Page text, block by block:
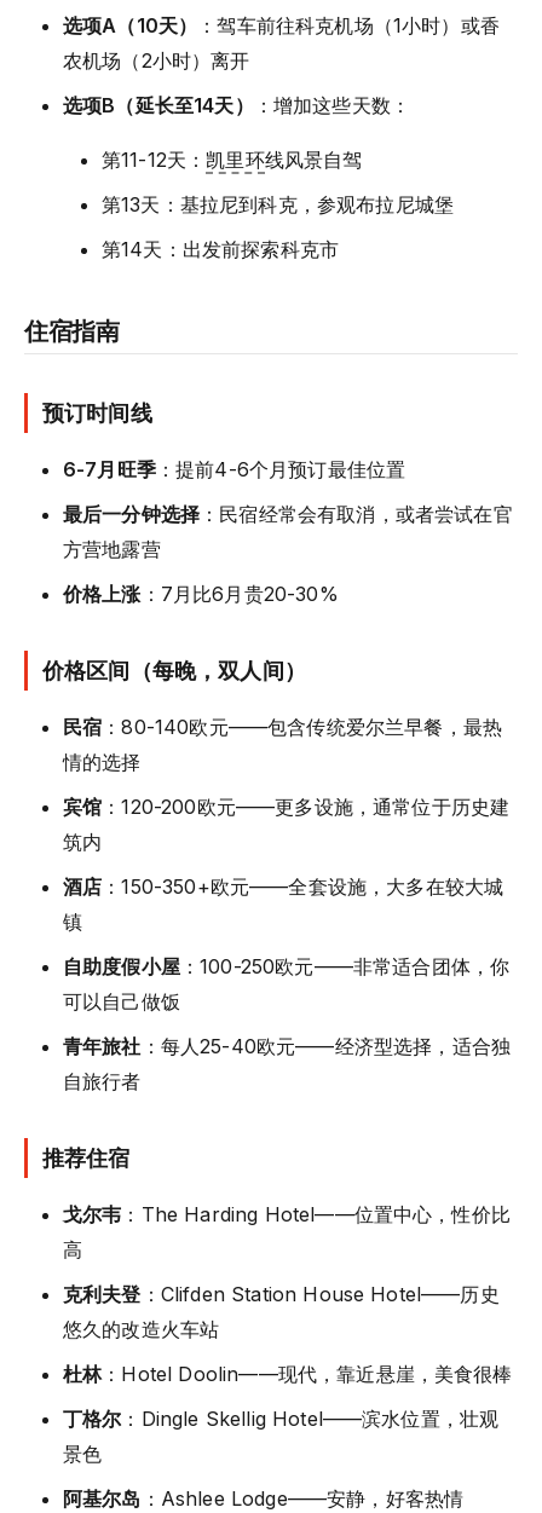
选项A（10天）
：驾车前往科克机场（1小时）或香
农机场（2小时）离开
选项B（延长至14天）
：增加这些天数：
第11-12天：凯里环线风景自驾
第13天：基拉尼到科克，参观布拉尼城堡
第14天：出发前探索科克市
住宿指南
预订时间线
6-7月旺季：提前4-6个月预订最佳位置
最后一分钟选择 ：民宿经常会有取消，或者尝试在官
方营地露营
价格上涨 ：7月比6月贵20-30%
价格区间（每晚，双人间）
民宿 ：80-140欧元——包含传统爱尔兰早餐，最热
情的选择
宾馆 ：120-200欧元——更多设施，通常位于历史建
筑内
酒店 ：150-350+欧元——全套设施，大多在较大城
镇
自助度假小屋：100-250欧元——非常适合团体，你
可以自己做饭
青年旅社 ：每人25-40欧元——经济型选择，适合独
自旅行者
推荐住宿
戈尔韦 ：The Harding Hotel——位置中心，性价比
高
克利夫登 ：Clifden Station House Hotel——历史
悠久的改造火车站
杜林：Hotel Doolin——现代，靠近悬崖，美食很棒
丁格尔：Dingle Skellig Hotel——滨水位置，壮观
景色
阿基尔岛 ：Ashlee Lodge——安静，好客热情